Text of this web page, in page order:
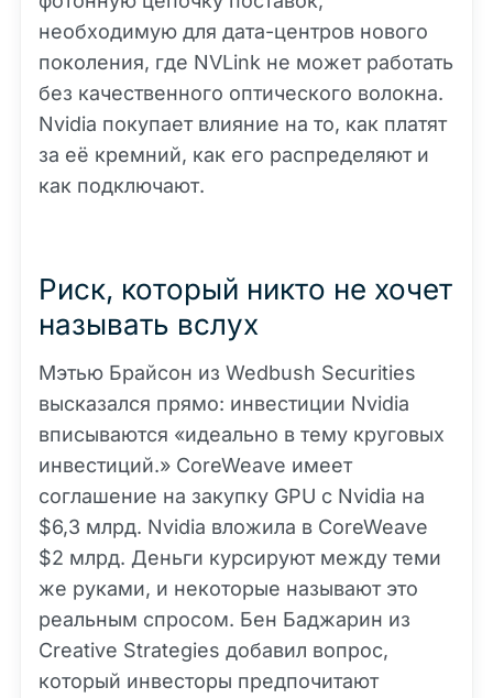
необходимую для дата-центров нового
поколения, где NVLink не может работать
без качественного оптического волокна.
Nvidia покупает влияние на то, как платят
за её кремний, как его распределяют и
как подключают.
Риск, который никто не хочет
называть вслух
Мэтью Брайсон из Wedbush Securities
высказался прямо: инвестиции Nvidia
вписываются «идеально в тему круговых
инвестиций.» CoreWeave имеет
соглашение на закупку GPU с Nvidia на
$6,3 млрд. Nvidia вложила в CoreWeave
$2 млрд. Деньги курсируют между теми
же руками, и некоторые называют это
реальным спросом. Бен Баджарин из
Creative Strategies добавил вопрос,
который инвесторы предпочитают